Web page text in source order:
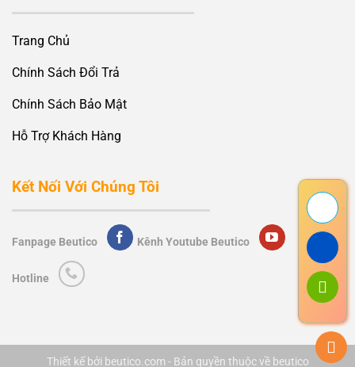
Trang Chủ
Chính Sách Đổi Trả
Chính Sách Bảo Mật
Hỗ Trợ Khách Hàng
Kết Nối Với Chúng Tôi
Fanpage Beutico Kênh Youtube Beutico
Hotline
Thiết kế bởi beutico.com - Bản quyền thuộc về beutico